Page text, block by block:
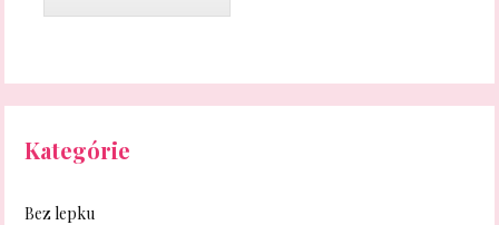
Kategórie
Bez lepku